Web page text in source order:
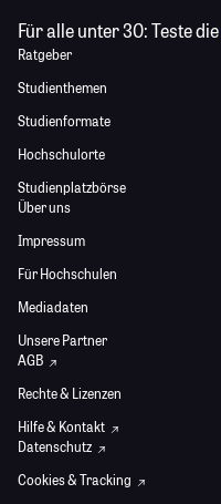
Für alle unter 30:Teste die
Ratgeber
Studienthemen
Studienformate
Hochschulorte
Studienplatzbörse
Über uns
Impressum
Für Hochschulen
Mediadaten
Unsere Partner
AGB
Rechte & Lizenzen
Hilfe & Kontakt
Datenschutz
Cookies & Tracking